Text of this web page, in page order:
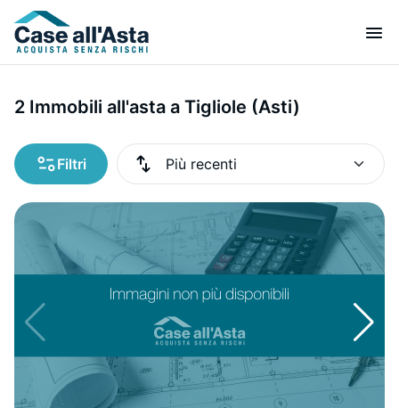
2 Immobili all'asta a Tigliole (Asti)
Filtri